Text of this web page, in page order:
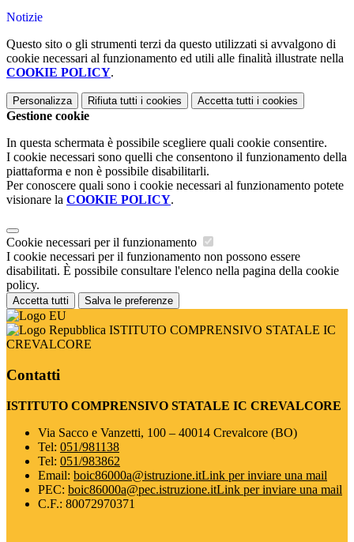
Notizie
Questo sito o gli strumenti terzi da questo utilizzati si avvalgono di
cookie necessari al funzionamento ed utili alle finalità illustrate nella
COOKIE POLICY.
Personalizza Rifiuta tutti i cookies Accetta tutti i cookies
Gestione cookie
In questa schermata è possibile scegliere quali cookie consentire.
I cookie necessari sono quelli che consentono il funzionamento della
piattaforma e non è possibile disabilitarli.
Per conoscere quali sono i cookie necessari al funzionamento potete
visionare la COOKIE POLICY.
Cookie necessari per il funzionamento
I cookie necessari per il funzionamento non possono essere
disabilitati. È possibile consultare l'elenco nella pagina della cookie
policy.
Accetta tutti Salva le preferenze
ISTITUTO COMPRENSIVO STATALE IC
CREVALCORE
Contatti
ISTITUTO COMPRENSIVO STATALE IC CREVALCORE
Via Sacco e Vanzetti, 100 – 40014 Crevalcore (BO)
Tel: 051/981138
Tel: 051/983862
Email: boic86000a@istruzione.itLink per inviare una mail
PEC: boic86000a@pec.istruzione.itLink per inviare una mail
C.F.: 80072970371